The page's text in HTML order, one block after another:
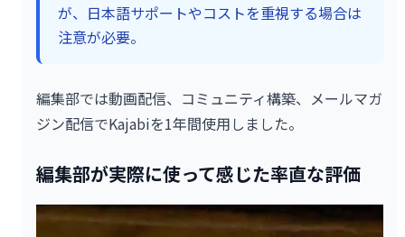
が、日本語サポートやコストを重視する場合は
注意が必要。
編集部では動画配信、コミュニティ構築、メールマガ
ジン配信でKajabiを1年間使用しました。
編集部が実際に使って感じた率直な評価